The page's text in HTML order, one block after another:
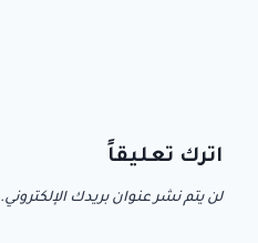
اترك تعليقاً
لن يتم نشر عنوان بريدك الإلكتروني.